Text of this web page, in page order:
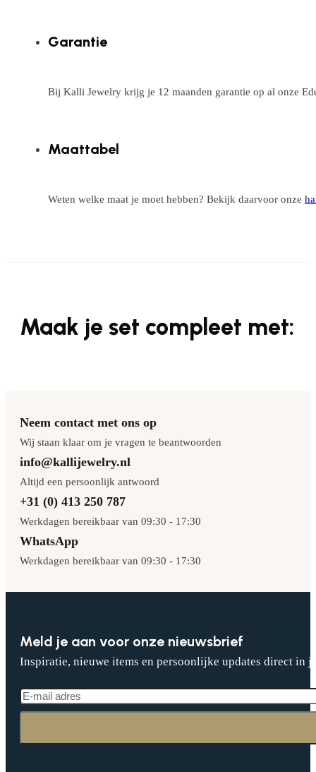
Garantie
Bij Kalli Jewelry krijg je 12 maanden garantie op al onze
Maattabel
Weten welke maat je moet hebben? Bekijk daarvoor onze
Maak je set compleet met:
Neem contact met ons op
Wij staan klaar om je vragen te beantwoorden
info@kallijewelry.nl
Altijd een persoonlijk antwoord
+31 (0) 413 250 787
Werkdagen bereikbaar van 09:30 - 17:30
WhatsApp
Werkdagen bereikbaar van 09:30 - 17:30
Meld je aan voor onze nieuwsbrief
Inspiratie, nieuwe items en persoonlijke updates direct in